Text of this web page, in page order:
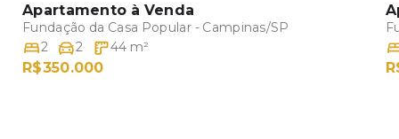
Apartamento à Venda
Fundação da Casa Popular - Campinas/SP
2
2 44 m²
R$350.000